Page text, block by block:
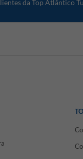
da Top Atlântico